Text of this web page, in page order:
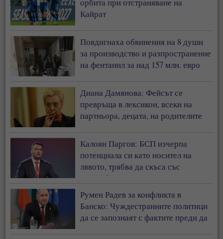
орбита при отстраняване на
Кайрат
Повдигнаха обвинения на 8 души
за производство и разпространение
на фентанил за над 157 млн. евро
Диана Дамянова: Фейсът се
превръща в лексикон, всеки на
партньора, децата, на родителите
Калоян Паргов: БСП изчерпа
потенциала си като носител на
лявото, трябва да скъса със
съветофилската същност
Румен Радев за конфликта в
Банско: Чуждестранните политици
да се запознаят с фактите преди да